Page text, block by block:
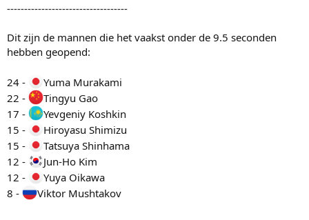
-----------------------------------
Dit zijn de mannen die het vaakst onder de 9.5 seconden
hebben geopend:
24 -
Yuma Murakami
22 -
Tingyu Gao
17 -
Yevgeniy Koshkin
15 -
Hiroyasu Shimizu
15 -
Tatsuya Shinhama
12 -
Jun-Ho Kim
12 -
Yuya Oikawa
8 -
Viktor Mushtakov